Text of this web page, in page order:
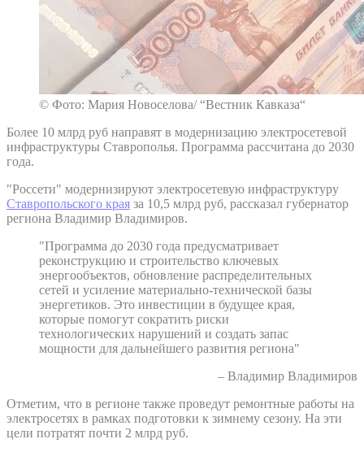
© Фото: Мария Новоселова/ “Вестник Кавказа“
Более 10 млрд руб направят в модернизацию электросетевой
инфраструктуры Ставрополья. Программа рассчитана до 2030
года.
"Россети" модернизируют электросетевую инфраструктуру
Ставропольского края за 10,5 млрд руб, рассказал губернатор
региона Владимир Владимиров.
"Программа до 2030 года предусматривает
реконструкцию и строительство ключевых
энергообъектов, обновление распределительных
сетей и усиление материально-технической базы
энергетиков. Это инвестиции в будущее края,
которые помогут сократить риски
технологических нарушений и создать запас
мощности для дальнейшего развития региона"
– Владимир Владимиров
Отметим, что в регионе также проведут ремонтные работы на
электросетях в рамках подготовки к зимнему сезону. На эти
цели потратят почти 2 млрд руб.